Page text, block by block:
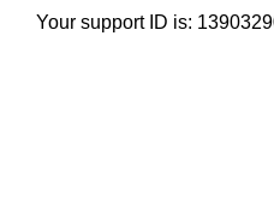
Your support ID is: